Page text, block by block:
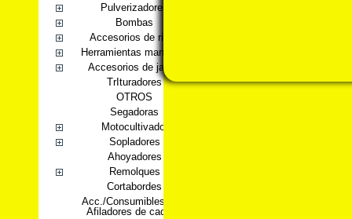
Pulverizadores
Bombas
Accesorios de riego
Herramientas manuales
Accesorios de jardín
TrIturadores
OTROS
Segadoras
Motocultivador
Sopladores
Ahoyadores
Remolques
Cortabordes
Acc./Consumibles para
Afiladores de cadena